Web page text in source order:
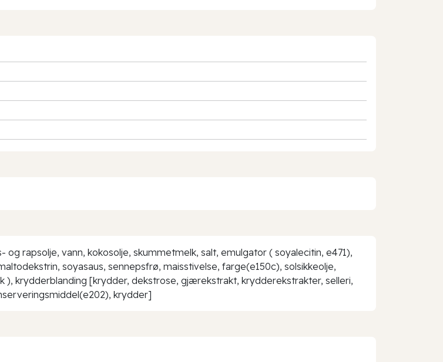
rapsolje, vann, kokosolje, skummetmelk, salt, emulgator ( soyalecitin, e471),
soyasaus, sennepsfrø, maisstivelse, farge(e150c), solsikkeolje,
krydderblanding [krydder, dekstrose, gjærekstrakt, krydderekstrakter, selleri,
krydder]